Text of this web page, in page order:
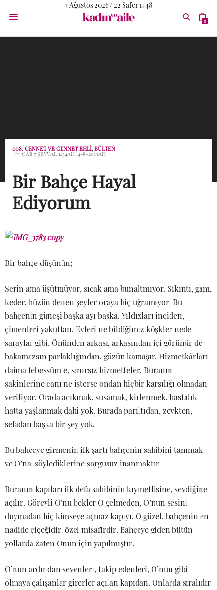
7 Ağustos 2026 / 22 Safer 1448
0
008. CENNET VE CENNET EHLI, BÜLTEN
ÇAR 7 ŞEVVAL 1434AH 14-8-2013AD
Bir Bahçe Hayal
Ediyorum
Bir bahçe düşünün;
Serin ama üşütmüyor, sıcak ama bunaltmıyor. Sıkıntı, gam,
keder, hüzün denen şeyler oraya hiç uğramıyor. Bu
bahçenin güneşi başka ayı başka. Yıldızları inciden,
çimenleri yakuttan. Evleri ne bildiğimiz köşkler nede
saraylar gibi. Önünden arkası, arkasından içi görünür de
bakamazsın parlaklığından, gözün kamaşır. Hizmetkârları
daima tebessümle, sınırsız hizmetteler. Buranın
sakinlerine canı ne isterse ondan hiçbir karşılığı olmadan
veriliyor. Orada acıkmak, susamak, kirlenmek, hastalık
hatta yaşlanmak dahi yok. Burada parıltıdan, zevkten,
sefadan başka bir şey yok.
Bu bahçeye girmenin ilk şartı bahçenin sahibini tanımak
ve O’na, söylediklerine sorgusuz inanmaktır.
Buranın kapıları ilk defa sahibinin kıymetlisine, sevdiğine
açılır. Görevli O’nu bekler O gelmeden, O’nun sesini
duymadan hiç kimseye açmaz kapıyı. O güzel, bahçenin en
nadide çiçeğidir, özel misafirdir. Bahçeye giden bütün
yollarda zaten Onun için yapılmıştır.
O’nun ardından sevenleri, takip edenleri, O’nun gibi
olmaya çalışanlar girerler açılan kapıdan. Onlarda sıralıdır